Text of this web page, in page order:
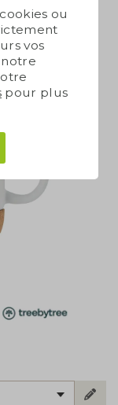
ou
vos
notre
pour plus